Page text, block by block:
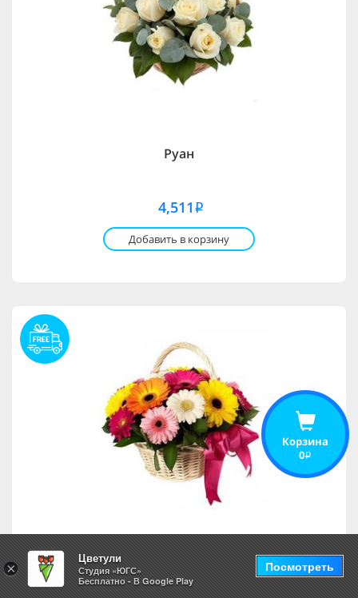
Руан
4,511 i
Добавить в корзину
Атланта
Корзина
0i
×
Цветули
Студия «ЮГС»
Бесплатно - В Google Play
Посмотреть